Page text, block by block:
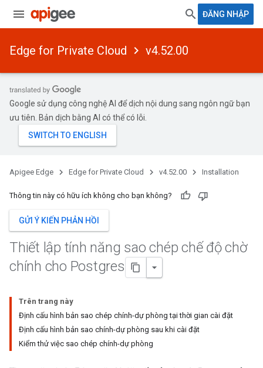
ĐĂNG NHẬP
Edge for Private Cloud v4.52.00
Google sử dụng công nghệ AI để dịch nội dung sang ngôn ngữ bạn
ưu tiên. Bản dịch bằng AI có thể có lỗi.
Apigee Edge Edge for Private Cloud v4.52.00 Installation
Thông tin này có hữu ích không cho bạn không?
GỬI Ý KIẾN PHẢN HỒI
Thiết lập tính năng sao chép chế độ chờ
chính cho Postgres
Trên trang này
Định cấu hình bản sao chép chính-dự phòng tại thời gian cài đặt
Định cấu hình bản sao chính-dự phòng sau khi cài đặt
Kiểm thử việc sao chép chính-dự phòng